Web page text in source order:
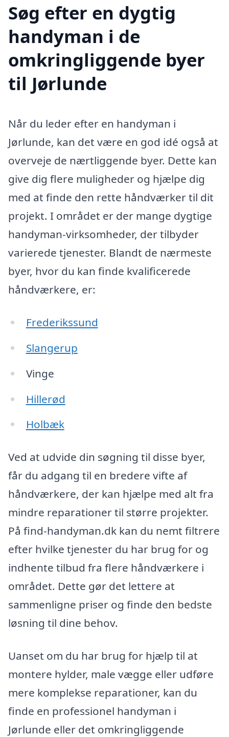
Søg efter en dygtig
handyman i de
omkringliggende byer
til Jørlunde
Når du leder efter en handyman i
Jørlunde, kan det være en god idé også at
overveje de nærtliggende byer. Dette kan
give dig flere muligheder og hjælpe dig
med at finde den rette håndværker til dit
projekt. I området er der mange dygtige
handyman-virksomheder, der tilbyder
varierede tjenester. Blandt de nærmeste
byer, hvor du kan finde kvalificerede
håndværkere, er:
Frederikssund
Slangerup
Vinge
Hillerød
Holbæk
Ved at udvide din søgning til disse byer,
får du adgang til en bredere vifte af
håndværkere, der kan hjælpe med alt fra
mindre reparationer til større projekter.
På find-handyman.dk kan du nemt filtrere
efter hvilke tjenester du har brug for og
indhente tilbud fra flere håndværkere i
området. Dette gør det lettere at
sammenligne priser og finde den bedste
løsning til dine behov.
Uanset om du har brug for hjælp til at
montere hylder, male vægge eller udføre
mere komplekse reparationer, kan du
finde en professionel handyman i
Jørlunde eller det omkringliggende